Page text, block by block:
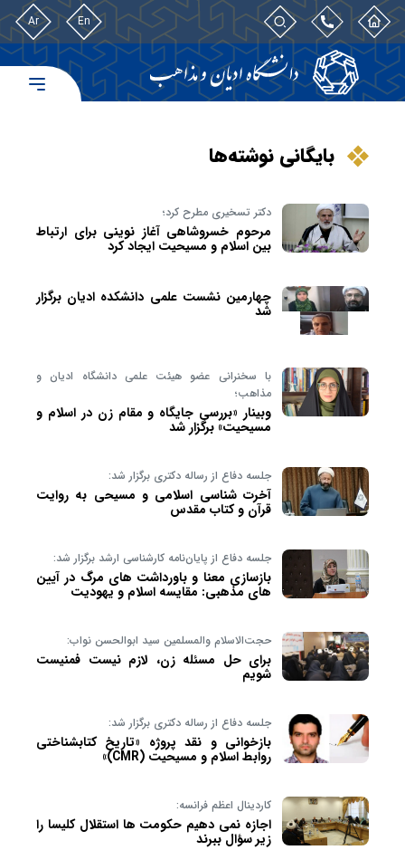
En
Ar
بایگانی نوشته‌ها
دکتر تسخیری مطرح کرد؛
مرحوم خسروشاهی آغاز نوینی برای ارتباط
بین اسلام و مسیحیت ایجاد کرد
چهارمین نشست علمی دانشکده ادیان برگزار
شد
با سخنرانی عضو هیئت علمی دانشگاه ادیان و
مذاهب؛
وبینار «بررسی جایگاه و مقام زن در اسلام و
مسیحیت» برگزار شد
جلسه دفاع از رساله دکتری برگزار شد:
آخرت شناسی اسلامی و مسیحی به روایت
قرآن و کتاب مقدس
جلسه دفاع از پایان‌نامه کارشناسی ارشد برگزار شد:
بازسازی معنا و باورداشت های مرگ در آیین
های مذهبی: مقایسه اسلام و یهودیت
حجت‌الاسلام والمسلمین سید ابوالحسن نواب:
برای حل مسئله زن، لازم نیست فمنیست
شویم
جلسه دفاع از رساله دکتری برگزار شد:
بازخوانی و نقد پروژه «تاریخ کتابشناختی
روابط اسلام و مسیحیت (CMR)»
کاردینال اعظم فرانسه:
اجازه نمی دهیم حکومت ها استقلال کلیسا را
زیر سؤال ببرند